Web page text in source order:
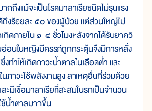
แม้จะเป็นโรคมาลาเรียชนิดไม่รุนแรง
งร้อยละ ๕๐ ของผู้ป่วย แต่ส่วนใหญ่ไม่
กิดภายใน ๑-๔ ชั่วโมงหลังจากได้รับยาควิ
อนในหญิงมีครรภ์ถูกกระตุ้นจึงมีการหลั่ง
ทำให้เกิดภาวะน้ำตาลในเลือดต่ำ และ
ภาวะใช้พลังงานสูง สาเหตุอื่นที่ร่วมด้วย
ะมีเชื้อมาลาเรียที่สะสมในรกเป็นจำนวน
ช้น้ำตาลมากขึ้น